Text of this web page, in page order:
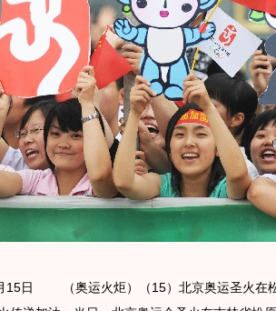
15日 （奥运火炬）（15）北京奥运圣火